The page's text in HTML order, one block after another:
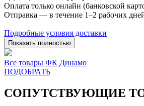
Оплата только онлайн (банковской
Отправка — в течение 1–2 рабочих
Подробные условия доставки
Показать полностью
Все товары ФК Динамо
ПОДОБРАТЬ
СОПУТСТВУЮЩИЕ